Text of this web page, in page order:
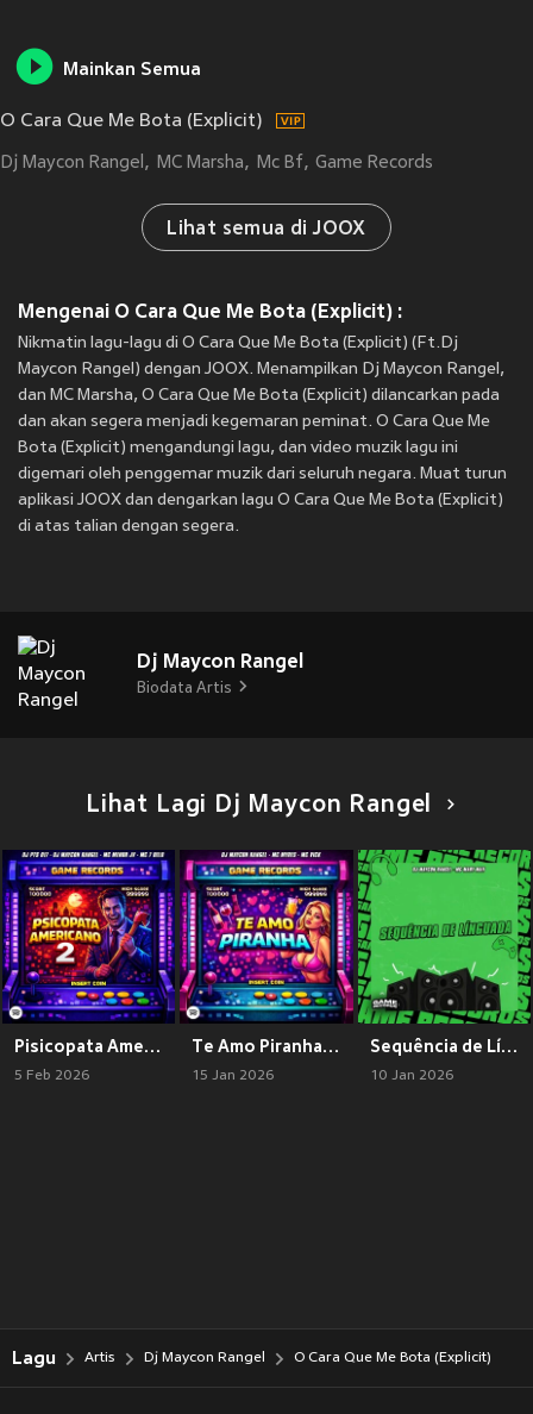
Mainkan Semua
O Cara Que Me Bota (Explicit)
Dj Maycon Rangel MC Marsha Mc Bf Game Records
Lihat semua di JOOX
Mengenai O Cara Que Me Bota (Explicit) :
Nikmatin lagu-lagu di O Cara Que Me Bota (Explicit) (Ft.Dj
Maycon Rangel) dengan JOOX. Menampilkan Dj Maycon Rangel,
dan MC Marsha, O Cara Que Me Bota (Explicit) dilancarkan pada
dan akan segera menjadi kegemaran peminat. O Cara Que Me
Bota (Explicit) mengandungi lagu, dan video muzik lagu ini
digemari oleh penggemar muzik dari seluruh negara. Muat turun
aplikasi JOOX dan dengarkan lagu O Cara Que Me Bota (Explicit)
di atas talian dengan segera.
Dj Maycon Rangel
Biodata Artis
Lihat Lagi Dj Maycon Rangel
Pisicopata Americano 2 (Explicit)
5 Feb 2026
Te Amo Piranha (Explicit)
15 Jan 2026
Sequência de Línguadinha (Explicit)
10 Jan 2026
Lagu Artis Dj Maycon Rangel O Cara Que Me Bota (Explicit)